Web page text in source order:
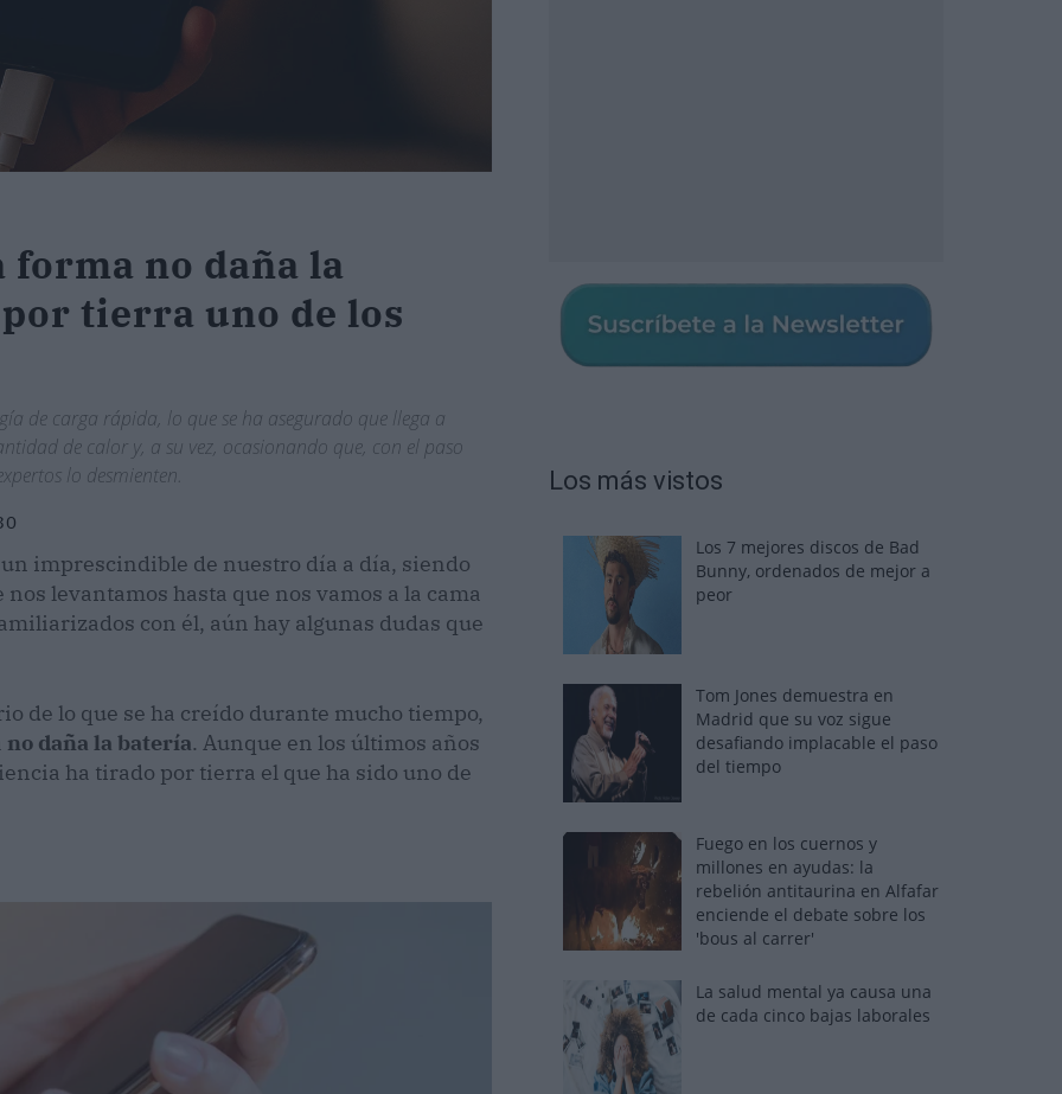
forma no daña la
tierra uno de los
de carga rápida, lo que se ha asegurado que llega a
de calor y, a su vez, ocasionando que, con el paso
lo desmienten.
imprescindible de nuestro día a día, siendo
levantamos hasta que nos vamos a la cama
con él, aún hay algunas dudas que
de lo que se ha creído durante mucho tiempo,
no daña la batería. Aunque en los últimos años
ha tirado por tierra el que ha sido uno de
Los más vistos
Los 7 mejores discos de Bad
Bunny, ordenados de mejor a
peor
Tom Jones demuestra en
Madrid que su voz sigue
desafiando implacable el paso
del tiempo
Fuego en los cuernos y
millones en ayudas: la
rebelión antitaurina en Alfafar
enciende el debate sobre los
'bous al carrer'
La salud mental ya causa una
de cada cinco bajas laborales